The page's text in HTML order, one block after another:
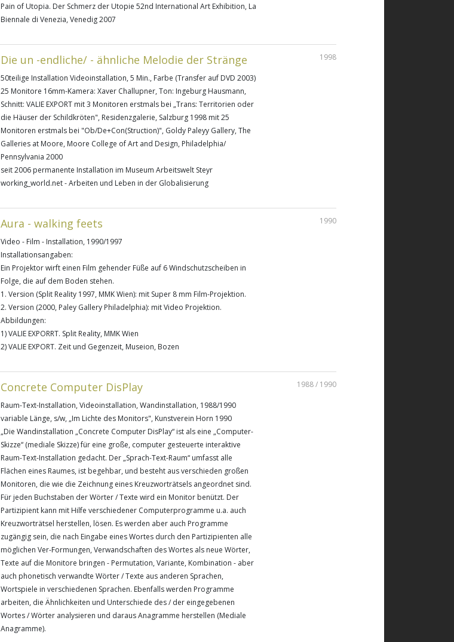
Pain of Utopia. Der Schmerz der Utopie 52nd International Art Exhibition, La
Biennale di Venezia, Venedig 2007
Die un -endliche/ - ähnliche Melodie der Stränge
50teilige Installation Videoinstallation, 5 Min., Farbe (Transfer auf DVD 2003)
25 Monitore 16mm-Kamera: Xaver Challupner, Ton: Ingeburg Hausmann,
Schnitt: VALIE EXPORT mit 3 Monitoren erstmals bei „Trans: Territorien oder
die Häuser der Schildkröten", Residenzgalerie, Salzburg 1998 mit 25
Monitoren erstmals bei "Ob/De+Con(Struction)", Goldy Paleyy Gallery, The
Galleries at Moore, Moore College of Art and Design, Philadelphia/
Pennsylvania 2000
seit 2006 permanente Installation im Museum Arbeitswelt Steyr
working_world.net - Arbeiten und Leben in der Globalisierung
1998
Aura - walking feets
Video - Film - Installation, 1990/1997
Installationsangaben:
Ein Projektor wirft einen Film gehender Füße auf 6 Windschutzscheiben in
Folge, die auf dem Boden stehen.
1. Version (Split Reality 1997, MMK Wien): mit Super 8 mm Film-Projektion.
2. Version (2000, Paley Gallery Philadelphia): mit Video Projektion.
Abbildungen:
1) VALIE EXPORRT. Split Reality, MMK Wien
2) VALIE EXPORT. Zeit und Gegenzeit, Museion, Bozen
1990
Concrete Computer DisPlay
Raum-Text-Installation, Videoinstallation, Wandinstallation, 1988/1990
variable Länge, s/w, „Im Lichte des Monitors", Kunstverein Horn 1990
„Die Wandinstallation „Concrete Computer DisPlay“ ist als eine „Computer-
Skizze“ (mediale Skizze) für eine große, computer gesteuerte interaktive
Raum-Text-Installation gedacht. Der „Sprach-Text-Raum“ umfasst alle
Flächen eines Raumes, ist begehbar, und besteht aus verschieden großen
Monitoren, die wie die Zeichnung eines Kreuzworträtsels angeordnet sind.
Für jeden Buchstaben der Wörter / Texte wird ein Monitor benützt. Der
Partizipient kann mit Hilfe verschiedener Computerprogramme u.a. auch
Kreuzworträtsel herstellen, lösen. Es werden aber auch Programme
zugängig sein, die nach Eingabe eines Wortes durch den Partizipienten alle
möglichen Ver-Formungen, Verwandschaften des Wortes als neue Wörter,
Texte auf die Monitore bringen - Permutation, Variante, Kombination - aber
auch phonetisch verwandte Wörter / Texte aus anderen Sprachen,
Wortspiele in verschiedenen Sprachen. Ebenfalls werden Programme
arbeiten, die Ähnlichkeiten und Unterschiede des / der eingegebenen
Wortes / Wörter analysieren und daraus Anagramme herstellen (Mediale
Anagramme).
1988 / 1990